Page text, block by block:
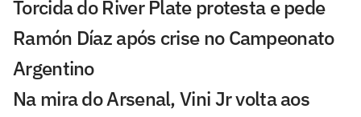
Torcida do River Plate protesta e pede
Ramón Díaz após crise no Campeonato
Argentino
Na mira do Arsenal, Vini Jr volta aos